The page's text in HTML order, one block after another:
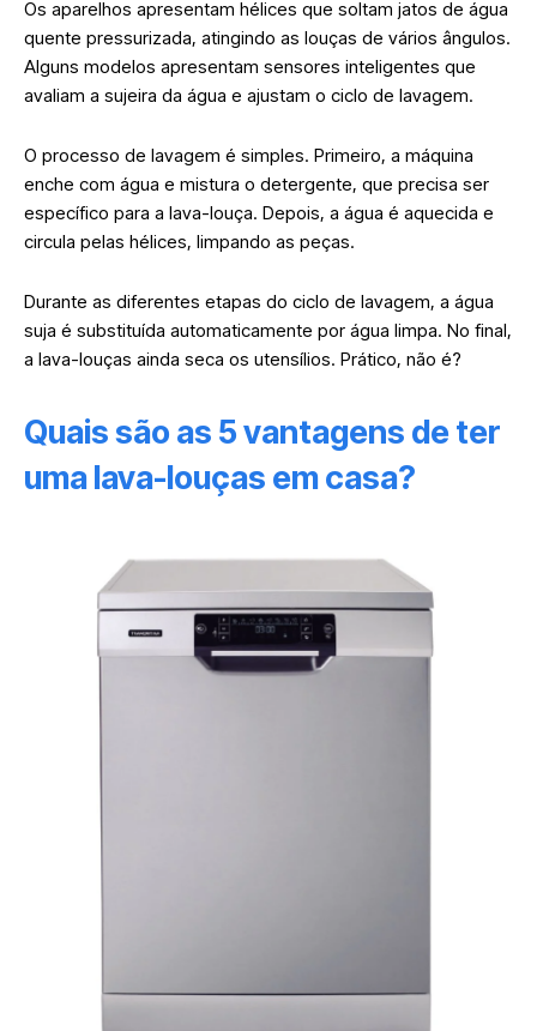
Os aparelhos apresentam hélices que soltam jatos de água
quente pressurizada, atingindo as louças de vários ângulos.
Alguns modelos apresentam sensores inteligentes que
avaliam a sujeira da água e ajustam o ciclo de lavagem.
O processo de lavagem é simples. Primeiro, a máquina
enche com água e mistura o detergente, que precisa ser
específico para a lava-louça. Depois, a água é aquecida e
circula pelas hélices, limpando as peças.
Durante as diferentes etapas do ciclo de lavagem, a água
suja é substituída automaticamente por água limpa. No final,
a lava-louças ainda seca os utensílios. Prático, não é?
Quais são as 5 vantagens de ter
uma lava-louças em casa?